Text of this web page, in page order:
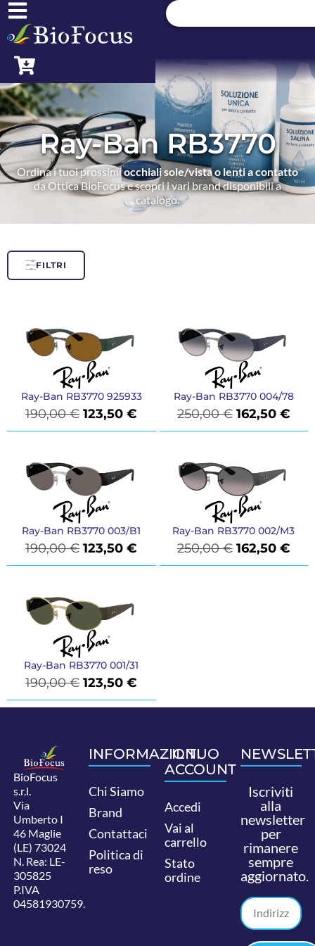
Ray-Ban RB3770
Ordina i tuoi prossimiocchiali sole/vista o lenti a contatto
da Ottica BioFocus e scopri i vari brand disponibili a
catalogo.
FILTRI
Ray-Ban RB3770 925933
190,00€ 123,50€
Ray-Ban RB3770 004/78
250,00€ 162,50 €
Ray-Ban RB3770 003/B1
190,00€ 123,50€
Ray-Ban RB3770 002/M3
250,00€ 162,50 €
Ray-Ban RB3770 001/31
190,00€ 123,50€
BioFocus
s.r.l.
Via
Umberto I
46 Maglie
(LE) 73024
N. Rea: LE-
305825
P.IVA
04581930759.
INFORMAZIONI
Chi Siamo
Brand
Contattaci
Politica di
reso
IL TUO
ACCOUNT
Accedi
Vai al
carrello
Stato
ordine
Iscriviti
alla
newsletter
per
rimanere
sempre
aggiornato.